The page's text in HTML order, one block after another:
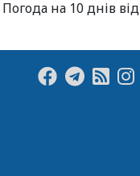
Погода на 10 днів від